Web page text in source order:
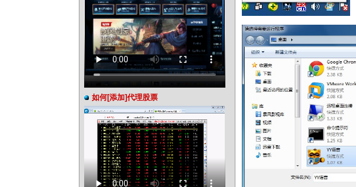
如何[添加]代理股票